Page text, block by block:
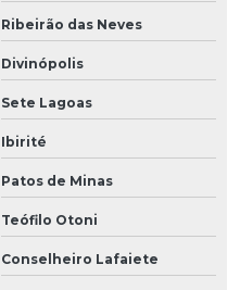
Ribeirão das Neves
Divinópolis
Sete Lagoas
Ibirité
Patos de Minas
Teófilo Otoni
Conselheiro Lafaiete